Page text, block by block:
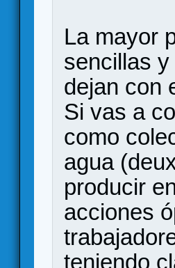
La mayor
sencillas
dejan con
Si vas a
como
agua
producir
acciones
teniendo